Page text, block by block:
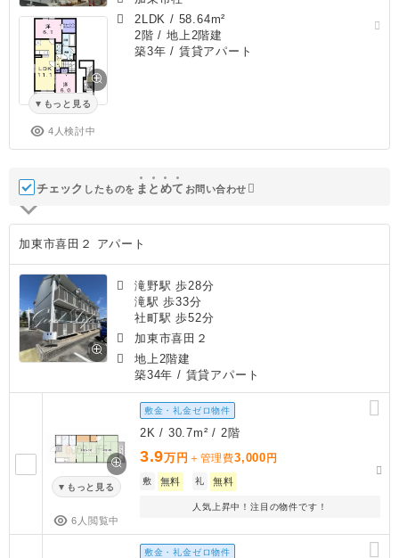
もっと見る
4人検討中
2LDK / 58.64m²
2階 / 地上2階建
築3年 / 賃貸アパート
チェック したものを ま と めて お問い合わせ
加東市喜田２ アパート
滝野駅 歩28分
滝駅 歩33分
社町駅 歩52分
加東市喜田２
地上2階建
築34年 / 賃貸アパート
もっと見る
6人閲覧中
敷金・礼金ゼロ物件
2K / 30.7m² / 2階
3.9万円 ＋管理費3,000 円
敷 無料 礼 無料
人気上昇中！注目の物件です！
敷金・礼金ゼロ物件